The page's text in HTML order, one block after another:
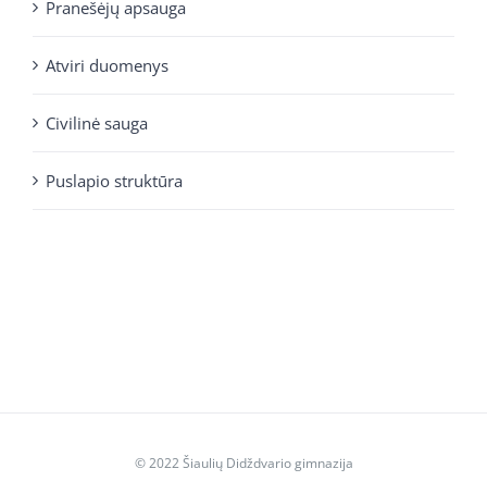
Pranešėjų apsauga
Atviri duomenys
Civilinė sauga
Puslapio struktūra
© 2022 Šiaulių Didždvario gimnazija